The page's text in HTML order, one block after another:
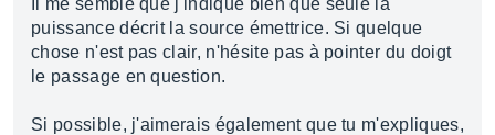
Il me semble que j'indique bien que seule la
puissance décrit la source émettrice. Si quelque
chose n'est pas clair, n'hésite pas à pointer du doigt
le passage en question.
Si possible, j'aimerais également que tu m'expliques,